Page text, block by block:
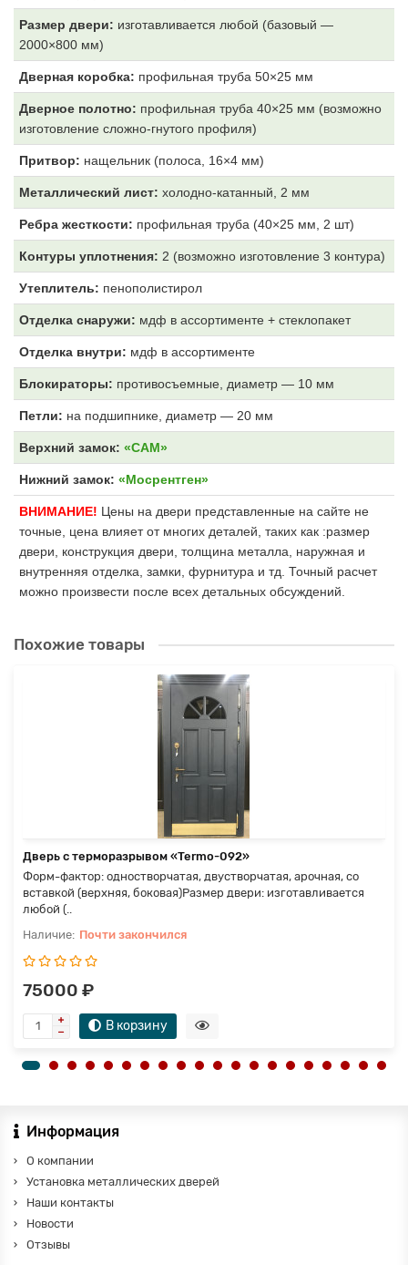
Размер двери: изготавливается любой (базовый —
2000×800 мм)
Дверная коробка: профильная труба 50×25 мм
Дверное полотно: профильная труба 40×25 мм (возможно
изготовление сложно-гнутого профиля)
Притвор: нащельник (полоса, 16×4 мм)
Металлический лист: холодно-катанный, 2 мм
Ребра жесткости: профильная труба (40×25 мм, 2 шт)
Контуры уплотнения: 2 (возможно изготовление 3 контура)
Утеплитель: пенополистирол
Отделка снаружи: мдф в ассортименте + стеклопакет
Отделка внутри: мдф в ассортименте
Блокираторы: противосъемные, диаметр — 10 мм
Петли: на подшипнике, диаметр — 20 мм
Верхний замок: «САМ»
Нижний замок: «Мосрентген»
ВНИМАНИЕ! Цены на двери представленные на сайте не
точные, цена влияет от многих деталей, таких как :размер
двери, конструкция двери, толщина металла, наружная и
внутренняя отделка, замки, фурнитура и тд. Точный расчет
можно произвести после всех детальных обсуждений.
Похожие товары
Дверь с терморазрывом «Termo-092»
Форм-фактор: одностворчатая, двустворчатая, арочная, со
вставкой (верхняя, боковая)Размер двери: изготавливается
любой (..
Почти закончился
75000 ₽
В корзину
Информация
О компании
Установка металлических дверей
Наши контакты
Новости
Отзывы